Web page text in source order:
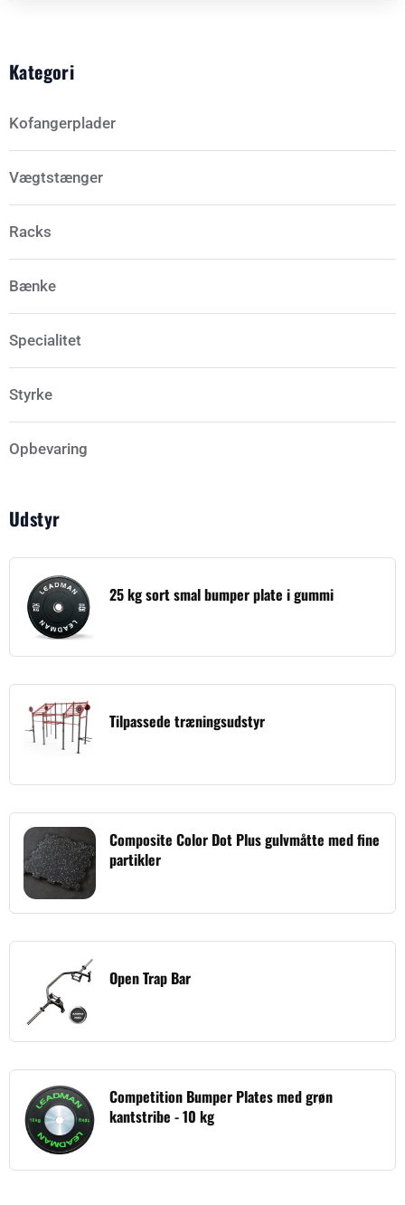
Kategori
Kofangerplader
Vægtstænger
Racks
Bænke
Specialitet
Styrke
Opbevaring
Udstyr
25 kg sort smal bumper plate i gummi
Tilpassede træningsudstyr
Composite Color Dot Plus gulvmåtte med fine
partikler
Open Trap Bar
Competition Bumper Plates med grøn
kantstribe - 10 kg